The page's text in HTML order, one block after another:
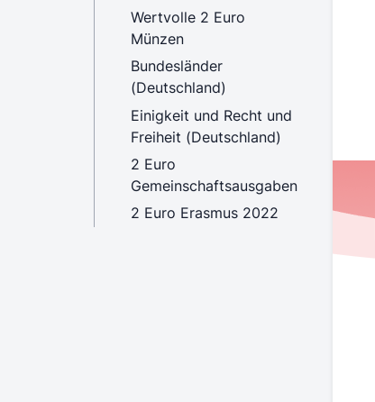
Wertvolle 2 Euro
Münzen
Bundesländer
(Deutschland)
Einigkeit und Recht und
Freiheit (Deutschland)
2 Euro
Gemeinschaftsausgaben
2 Euro Erasmus 2022